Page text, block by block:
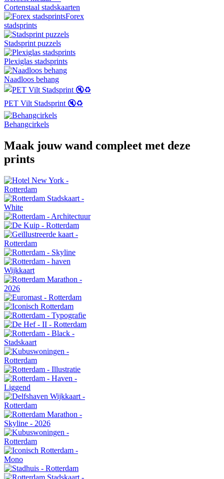
Cortenstaal stadskaarten
Forex
stadsprints
Stadsprint puzzels
Plexiglas stadsprints
Naadloos behang
PET Vilt Stadsprint 🔇♻️
Behangcirkels
Maak jouw wand compleet met deze
prints